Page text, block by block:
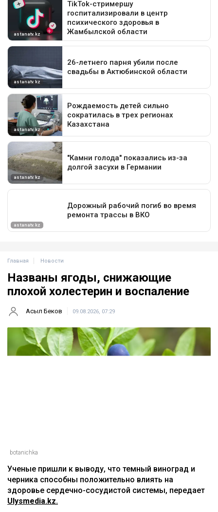
Главная Новости
Названы ягоды, снижающие
плохой холестерин и воспаление
Асыл Беков 09.08.2026, 07:29
botanichka
Ученые пришли к выводу, что темный виноград и
черника способны положительно влиять на
здоровье сердечно-сосудистой системы, передает
Ulysmedia.kz.